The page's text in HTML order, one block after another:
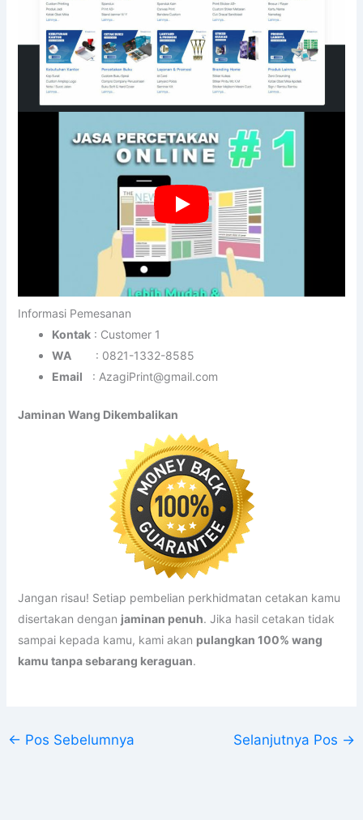
Informasi Pemesanan
Kontak: Customer 1
WA
: 0821-1332-8585
Email : AzagiPrint@gmail.com
Jaminan Wang Dikembalikan
Jangan risau! Setiap pembelian perkhidmatan cetakan kamu
disertakan dengan jaminan penuh. Jika hasil cetakan tidak
sampai kepada kamu, kami akan pulangkan 100% wang
kamu tanpa sebarang keraguan.
← Pos Sebelumnya Selanjutnya Pos →